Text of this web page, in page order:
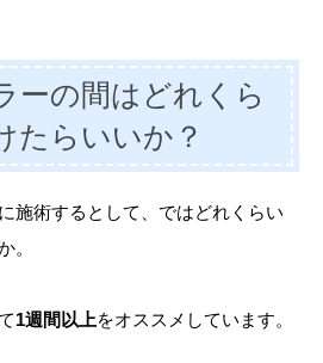
ーの間はどれくら
たらいいか？
施術するとして、ではどれくらい
。
1週間以上をオススメしています。